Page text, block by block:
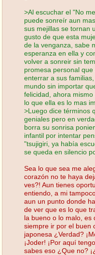
>Al escuchar el "No
puede sonreír aun
sus mejillas se tornan
gusto de que esta
de la venganza, sabe
esperanza en ella y
volver a sonreir sin
promesa personal
enterrar a sus
mundo sin importar
felicidad, ahora
lo que ella es lo mas
>Luego dice términos
geniales pero en
borra su sonrisa
infantil por intentar
"tsujigiri, ya había
se queda en silencio
Sea lo que sea me
corazón no te haya
ves?! Aun tienes
entiendo, a mi
aun un punto donde
de ver que es lo que
la bueno o lo malo, es
siempre ir por el buen
japonesa ¿Verdad?
¡Joder! ¡Por aquí
sabes eso ¿Que no?